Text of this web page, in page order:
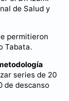
de Salud y
permitieron
Tabata.
series de 20
de descanso